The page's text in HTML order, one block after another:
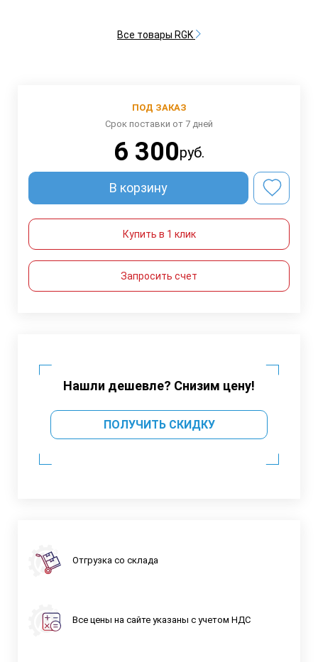
Все товары RGK
ПОД ЗАКАЗ
Срок поставки от 7 дней
6 300руб.
В корзину
Купить в 1 клик
Запросить счет
Нашли дешевле? Снизим цену!
ПОЛУЧИТЬ СКИДКУ
Отгрузка со склада
Все цены на сайте указаны с учетом НДС